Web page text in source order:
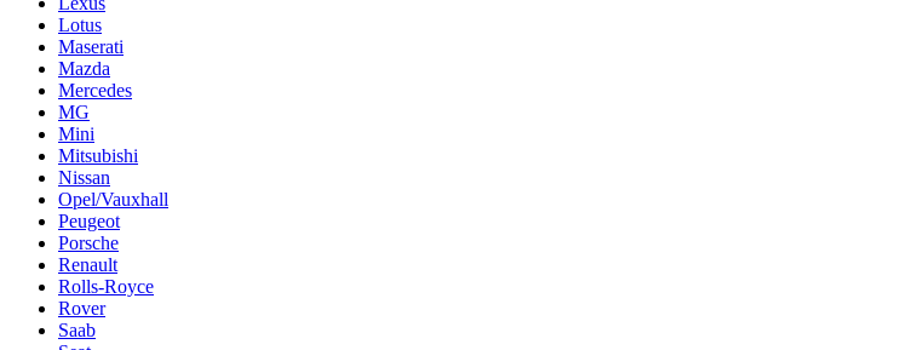
Lotus
Maserati
Mazda
Mercedes
MG
Mini
Mitsubishi
Nissan
Opel/Vauxhall
Peugeot
Porsche
Renault
Rolls-Royce
Rover
Saab